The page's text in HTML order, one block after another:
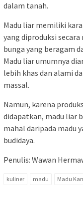
dalam tanah.
Madu liar memiliki
yang diproduksi
bunga yang beragam
Madu liar umumnya
lebih khas dan alami
massal.
Namun, karena
didapatkan, madu liar
mahal daripada madu
budidaya.
Penulis: Wawan
kuliner madu Madu